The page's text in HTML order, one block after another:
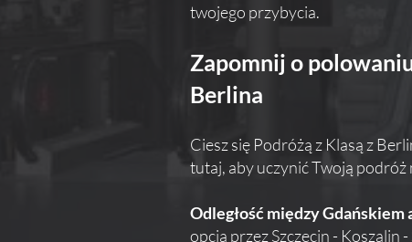
twojego przybycia.
Zapomnij o
Berlina
Ciesz się Podróżą z Klasą z
tutaj, aby uczynić Twoją podróż
Odległość między Gdańskiem
opcja przez Szczecin - Koszalin -